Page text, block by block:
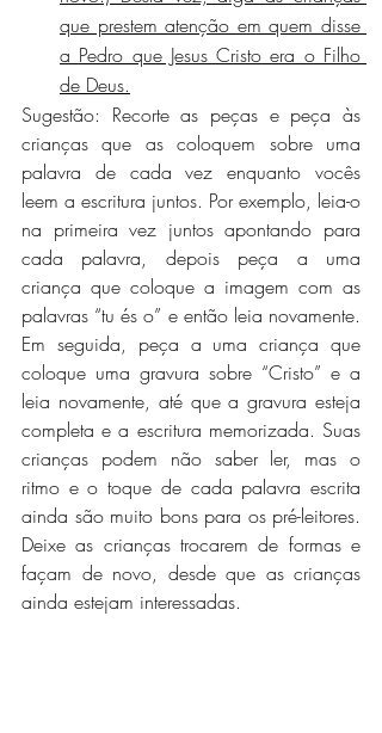
que prestem atenção em quem disse
a Pedro que Jesus Cristo era o Filho
de Deus.
Sugestão: Recorte as peças e peça às
crianças que as coloquem sobre uma
palavra de cada vez enquanto vocês
leem a escritura juntos. Por exemplo, leia-o
na primeira vez juntos apontando para
cada palavra, depois peça a uma
criança que coloque a imagem com as
palavras “tu és o” e então leia novamente.
Em seguida, peça a uma criança que
coloque uma gravura sobre “Cristo” e a
leia novamente, até que a gravura esteja
completa e a escritura memorizada. Suas
crianças podem não saber ler, mas o
ritmo e o toque de cada palavra escrita
ainda são muito bons para os pré-leitores.
Deixe as crianças trocarem de formas e
façam de novo, desde que as crianças
ainda estejam interessadas.